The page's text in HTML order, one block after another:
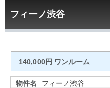
フィーノ渋谷
140,000円 ワンルーム
物件名
フィーノ渋谷